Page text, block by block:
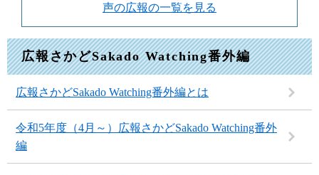
声の広報の一覧を見る
広報さかどSakado Watching番外編
広報さかどSakado Watching番外編とは
令和5年度（4月～）広報さかどSakado Watching番外
編